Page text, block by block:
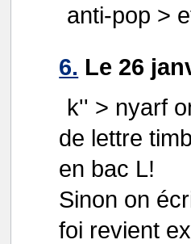
anti-pop >
6. Le 26
k'' > nyarf
de lettre
en bac L!
Sinon on
foi revient